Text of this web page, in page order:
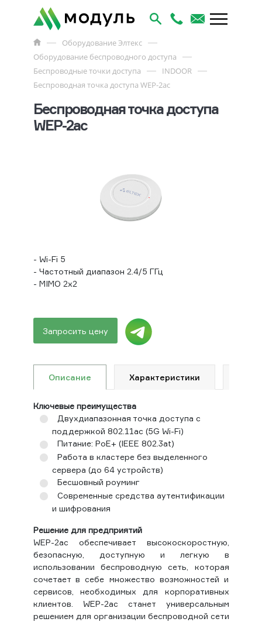
Оборудование Элтекс
Оборудование беспроводного доступа
Беспроводные точки доступа
INDOOR
Беспроводная точка доступа WEP-2ac
Беспроводная точка доступа
WEP-2ac
- Wi-Fi 5
- Частотный диапазон 2.4/5 ГГц
- MIMO 2x2
Запросить цену
Описание Характеристики
Ключевые преимущества
Двухдиапазонная точка доступа с
поддержкой 802.11ac (5G Wi-Fi)
Питание: PoE+ (IEEE 802.3at)
Работа в кластере без выделенного
сервера (до 64 устройств)
Бесшовный роуминг
Современные средства аутентификации
и шифрования
Решение для предприятий
WEP-2ac обеспечивает высокоскоростную,
безопасную, доступную и легкую в
использовании беспроводную сеть, которая
сочетает в себе множество возможностей и
сервисов, необходимых для корпоративных
клиентов. WEP-2ac станет универсальным
решением для организации беспроводной сети